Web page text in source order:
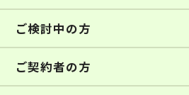
ご検討中の方
ご契約者の方